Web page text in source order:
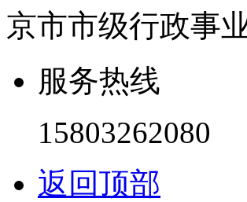
京市市级行政事
服务热线
15803262080
返回顶部